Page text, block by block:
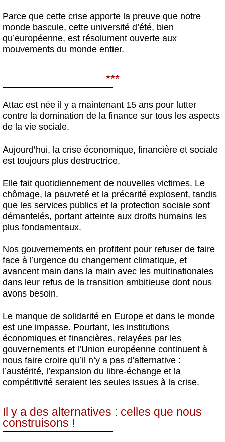
Parce que cette crise apporte la preuve que notre
monde bascule, cette université d’été, bien
qu’européenne, est résolument ouverte aux
mouvements du monde entier.
***
Attac est née il y a maintenant 15 ans pour lutter
contre la domination de la finance sur tous les aspects
de la vie sociale.
Aujourd’hui, la crise économique, financière et sociale
est toujours plus destructrice.
Elle fait quotidiennement de nouvelles victimes. Le
chômage, la pauvreté et la précarité explosent, tandis
que les services publics et la protection sociale sont
démantelés, portant atteinte aux droits humains les
plus fondamentaux.
Nos gouvernements en profitent pour refuser de faire
face à l’urgence du changement climatique, et
avancent main dans la main avec les multinationales
dans leur refus de la transition ambitieuse dont nous
avons besoin.
Le manque de solidarité en Europe et dans le monde
est une impasse. Pourtant, les institutions
économiques et financières, relayées par les
gouvernements et l’Union européenne continuent à
nous faire croire qu’il n’y a pas d’alternative :
l’austérité, l’expansion du libre-échange et la
compétitivité seraient les seules issues à la crise.
Il y a des alternatives : celles que nous
construisons !